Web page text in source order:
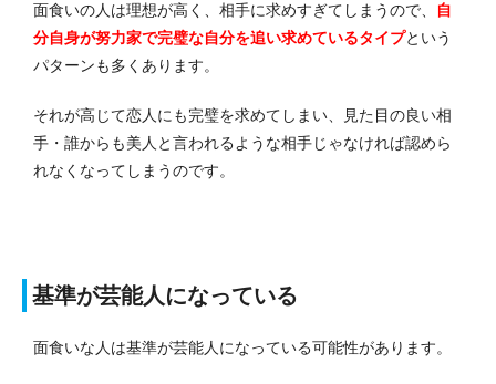
面食いの人は理想が高く、相手に求めすぎてしまうので、
自
分自身が努力家で完璧な自分を追い求めているタイプという
パターンも多くあります。
それが高じて恋人にも完璧を求めてしまい、見た目の良い相
手・誰からも美人と言われるような相手じゃなければ認めら
れなくなってしまうのです。
基準が芸能人になっている
面食いな人は基準が芸能人になっている可能性があります。